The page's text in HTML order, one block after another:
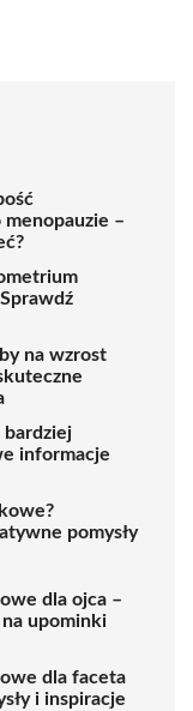
–
na wzrost
bardziej
informacje
pomysły
dla ojca –
na upominki
dla faceta
i inspiracje